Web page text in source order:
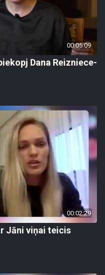
00:05:09
Dana Reizniece-
00:02:29
Jāni viņai teicis